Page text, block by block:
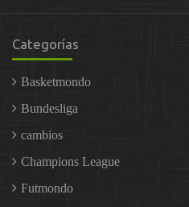
Categorías
Basketmondo
Bundesliga
cambios
Champions League
Futmondo